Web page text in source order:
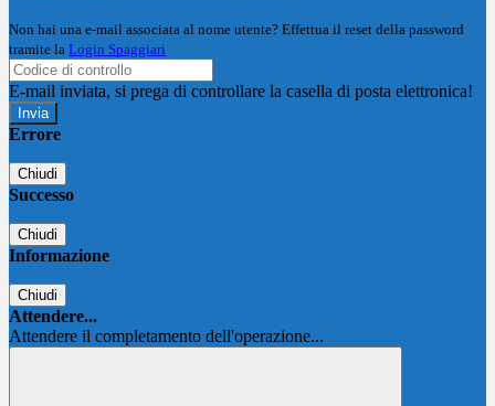
Non hai una e-mail associata al nome utente? Effettua il reset della password
tramite la Login Spaggiari
E-mail inviata, si prega di controllare la casella di posta elettronica!
Errore
Chiudi
Successo
Chiudi
Informazione
Chiudi
Attendere...
Attendere il completamento dell'operazione...